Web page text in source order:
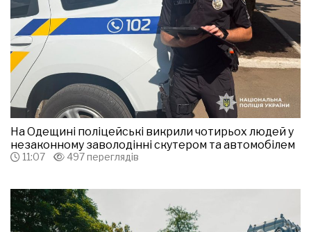
На Одещині поліцейські викрили чотирьох людей у
незаконному заволодінні скутером та автомобілем
11:07 497 переглядів